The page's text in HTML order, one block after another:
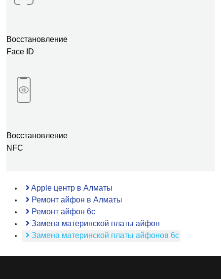
Восстановление
Face ID
Восстановление
NFC
Apple центр в Алматы
Ремонт айфон в Алматы
Ремонт айфон 6с
Замена материнской платы айфон
Замена материнской платы айфонов 6с